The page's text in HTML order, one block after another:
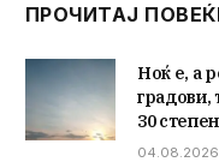
ПРОЧИТАЈ
Ноќ е, а
градови,
30
04.08.2026